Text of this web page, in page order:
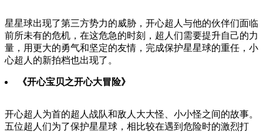
星星球出现了第三方势力的威胁，开心超人与他的伙伴们面临
前所未有的危机，在这危急的时刻，超人们需要提升自己的力
量，用更大的勇气和坚定的友情，完成保护星星球的重任，小
心超人的新拍档也出现了。
《开心宝贝之开心大冒险》
开心超人为首的超人战队和敌人大大怪、小小怪之间的故事。
五位超人们为了保护星星球，相比较在遇到危险时的激烈打